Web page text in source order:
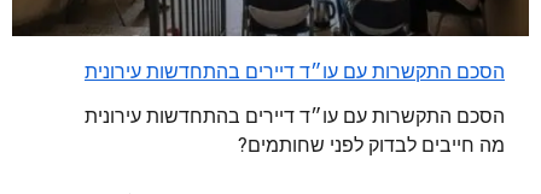
הסכם התקשרות עם עו״ד דיירים בהתחדשות עירונית
הסכם התקשרות עם עו״ד דיירים בהתחדשות עירונית
מה חייבים לבדוק לפני שחותמים?